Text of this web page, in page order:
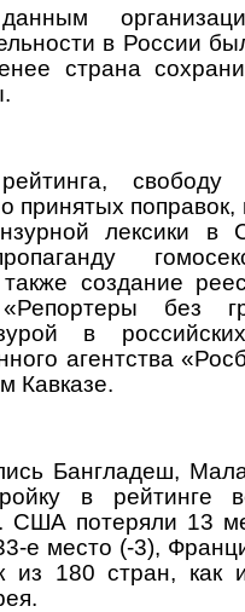
в России
страна
принятых поправок,
лексики в
создание
без
в
агентства
Кавказе.
Бангладеш,
в рейтинге
США потеряли 13
е место (-3),
из 180 стран, как